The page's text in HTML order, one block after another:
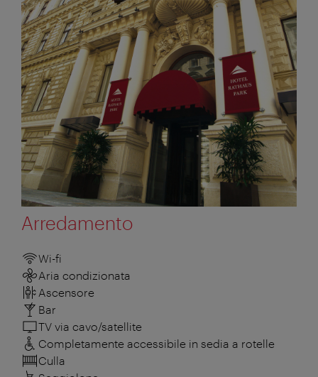
Arredamento
Wi-fi
Aria condizionata
Ascensore
Bar
TV via cavo/satellite
Completamente accessibile in sedia a rotelle
Culla